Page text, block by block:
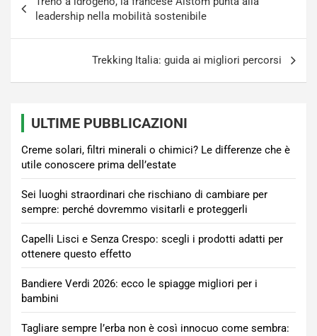
articoli
leadership nella mobilità sostenibile
Trekking Italia: guida ai migliori percorsi
ULTIME PUBBLICAZIONI
Creme solari, filtri minerali o chimici? Le differenze che è
utile conoscere prima dell’estate
Sei luoghi straordinari che rischiano di cambiare per
sempre: perché dovremmo visitarli e proteggerli
Capelli Lisci e Senza Crespo: scegli i prodotti adatti per
ottenere questo effetto
Bandiere Verdi 2026: ecco le spiagge migliori per i
bambini
Tagliare sempre l’erba non è così innocuo come sembra: